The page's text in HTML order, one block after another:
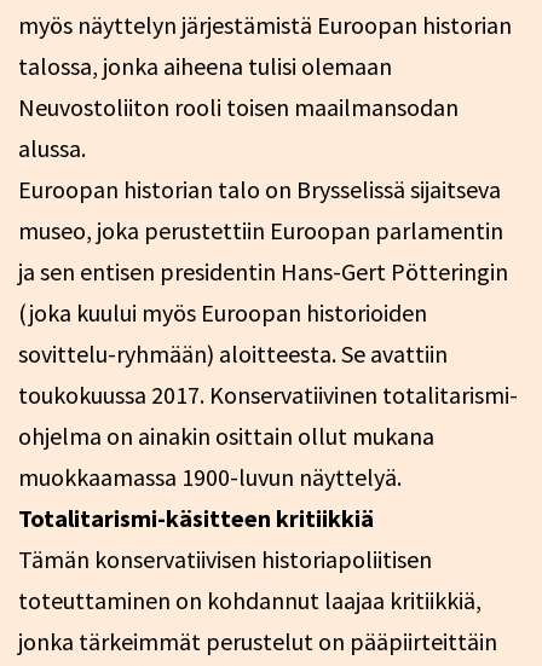
myös näyttelyn järjestämistä Euroopan historian
talossa, jonka aiheena tulisi olemaan
Neuvostoliiton rooli toisen maailmansodan
alussa.
Euroopan historian talo on Brysselissä sijaitseva
museo, joka perustettiin Euroopan parlamentin
ja sen entisen presidentin Hans-Gert Pötteringin
(joka kuului myös Euroopan historioiden
sovittelu-ryhmään) aloitteesta. Se avattiin
toukokuussa 2017. Konservatiivinen totalitarismi-
ohjelma on ainakin osittain ollut mukana
muokkaamassa 1900-luvun näyttelyä.
Totalitarismi-käsitteen kritiikkiä
Tämän konservatiivisen historiapoliitisen
toteuttaminen on kohdannut laajaa kritiikkiä,
jonka tärkeimmät perustelut on pääpiirteittäin